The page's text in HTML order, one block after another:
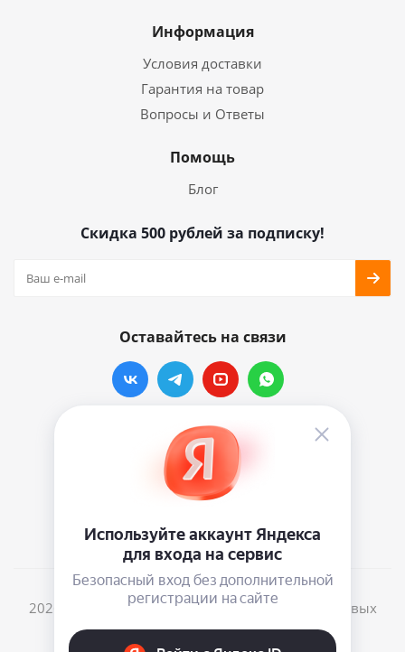
Информация
Условия доставки
Гарантия на товар
Вопросы и Ответы
Помощь
Блог
Скидка 500 рублей за подписку!
Оставайтесь на связи
Наши контакты
info@vinylmarkt.ru
2026 © Винилмаркт - интернет-магазин виниловых
пластинок